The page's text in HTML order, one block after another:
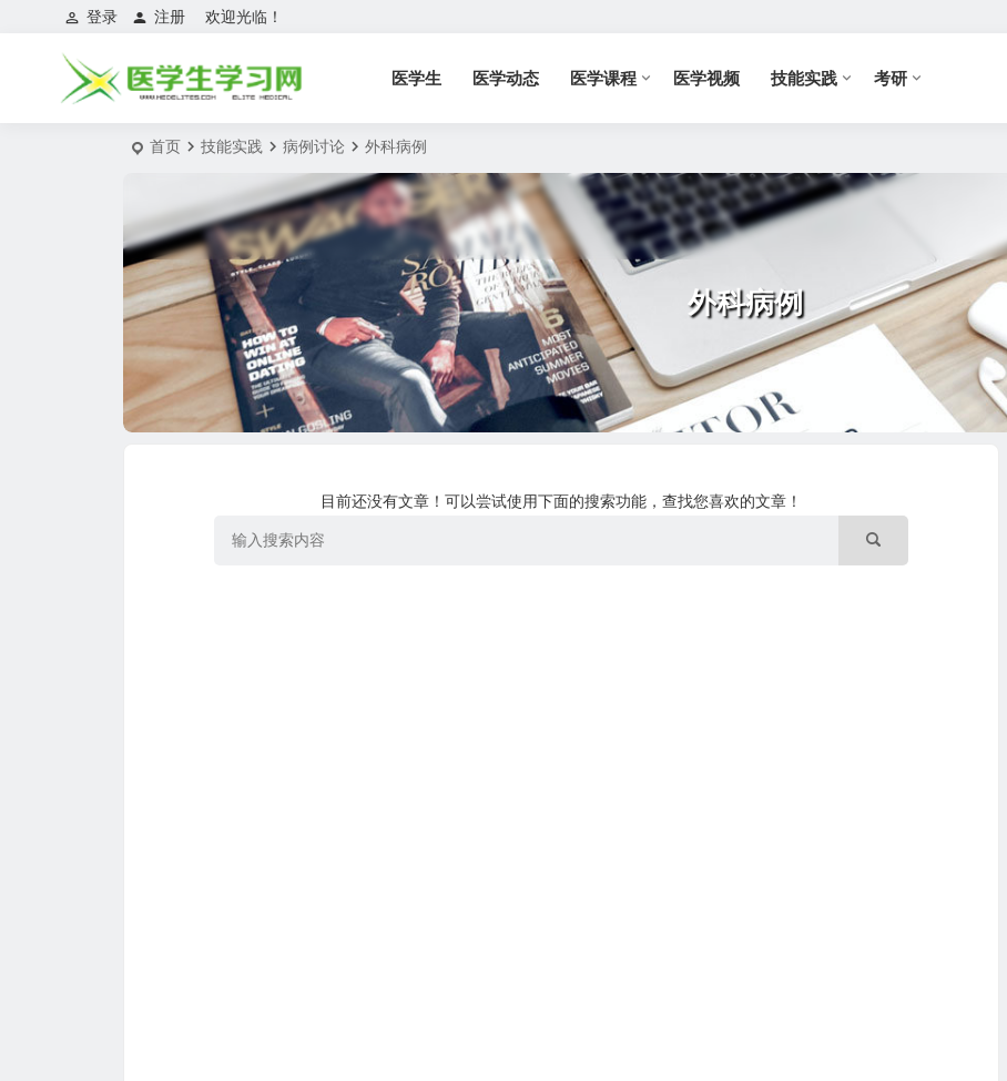
欢迎光临！
登录 注册
医学生 医学动态 医学课程 医学视频 技能实践 考研
首页 技能实践 病例讨论 外科病例
外科病例
目前还没有文章！可以尝试使用下面的搜索功能，查找您喜欢的文章！